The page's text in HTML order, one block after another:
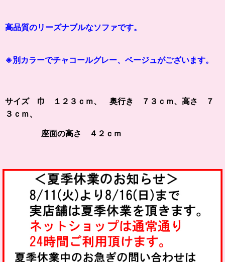
高品質のリーズナブルなソファです。
※別カラーでチャコールグレー、ベージュがございます。
サイズ 巾 １２３ｃｍ、 奥行き ７３ｃｍ、高さ ７
３ｃｍ、
座面の高さ ４２ｃｍ